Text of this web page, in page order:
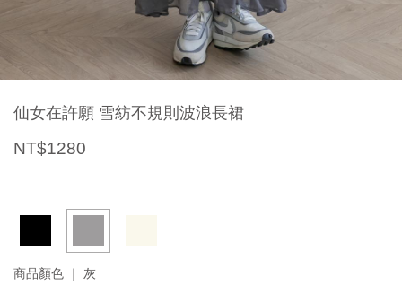
仙女在許願 雪紡不規則波浪長裙
NT$1280
商品顏色 ｜ 灰